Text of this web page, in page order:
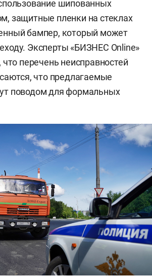
шипованных
защитные пленки на стеклах
бампер, который может
Эксперты «БИЗНЕС Online»
перечень неисправностей
что предлагаемые
поводом для формальных